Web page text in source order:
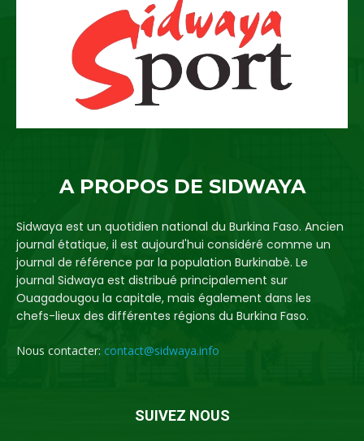
A PROPOS DE SIDWAYA
Sidwaya est un quotidien national du Burkina Faso. Ancien
journal étatique, il est aujourd'hui considéré comme un
journal de référence par la population Burkinabè. Le
journal Sidwaya est distribué principalement sur
Ouagadougou la capitale, mais également dans les
chefs-lieux des différentes régions du Burkina Faso.
Nous contacter: contact@sidwaya.info
SUIVEZ NOUS